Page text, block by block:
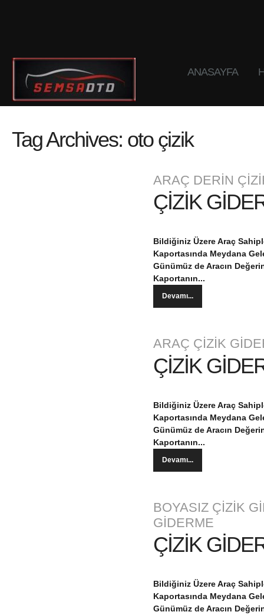
ANASAYFA
Tag Archives: oto çizik
ARAÇ DERİN
ÇİZİK
Bildiğiniz Üzere Araç
Kaportasında Meydana
Günümüz de Aracın
Kaportanın...
Devamı...
ARAÇ ÇİZİK
ÇİZİK
Bildiğiniz Üzere Araç
Kaportasında Meydana
Günümüz de Aracın
Kaportanın...
Devamı...
BOYASIZ ÇİZİK
GİDERME
ÇİZİK
Bildiğiniz Üzere Araç
Kaportasında Meydana
Günümüz de Aracın